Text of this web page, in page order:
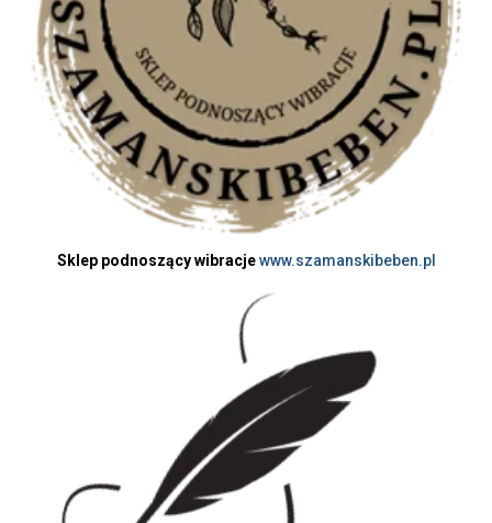
Sklep podnoszący wibracje www.szamanskibeben.pl